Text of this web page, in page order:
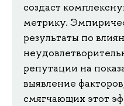
создаст
метрику.
результаты по
репутации на
выявление
смягчающих этот